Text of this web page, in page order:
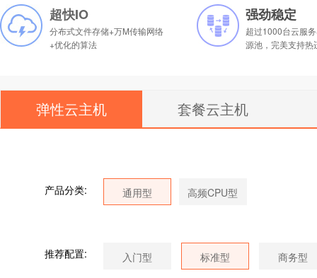
超快IO
分布式文件存储+万M传输网络
+优化的算法
强劲稳定
超过1000台云服
源池，完美支持热
弹性云主机 套餐云主机
产品分类:
推荐配置: